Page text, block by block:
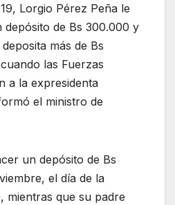
Lorgio Pérez Peña le
depósito de Bs 300.000 y
más de Bs
las Fuerzas
a la expresidenta
el ministro de
un depósito de Bs
el día de la
mientras que su padre